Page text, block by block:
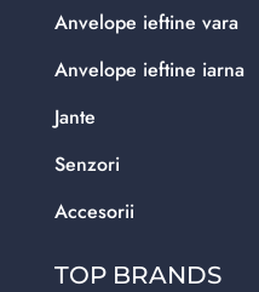
Anvelope ieftine vara
Anvelope ieftine iarna
Jante
Senzori
Accesorii
TOP BRANDS